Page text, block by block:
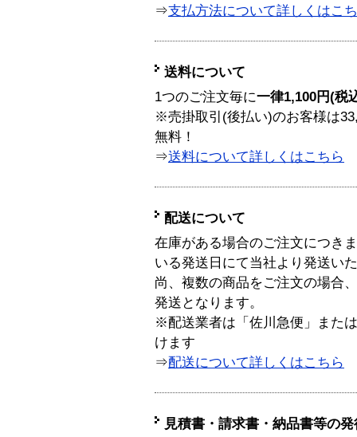
⇒支払方法について詳しくはこ
送料について
1つのご注文毎に一律1,100円(税
※売掛取引(後払い)のお客様は
無料！
⇒送料について詳しくはこちら
配送について
在庫がある場合のご注文につき
いる発送日にて当社より発送い
尚、複数の商品をご注文の場合
発送となります。
※配送業者は「佐川急便」また
けます
⇒配送について詳しくはこちら
見積書・請求書・納品書等の